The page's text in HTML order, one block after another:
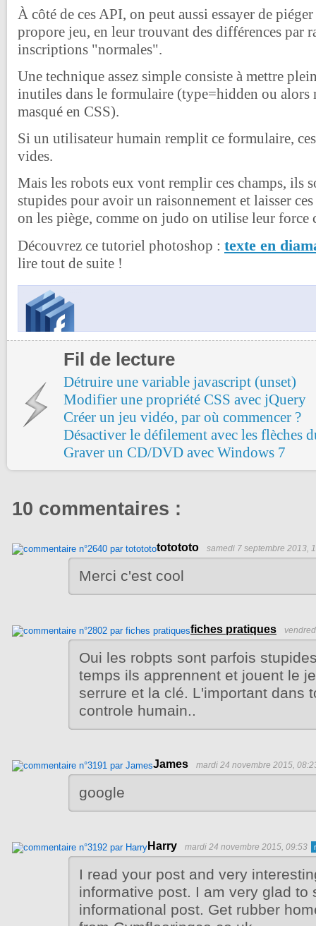
À côté de ces API, on peut aussi essayer de
propore jeu, en leur trouvant des différences par
inscriptions "normales".
Une technique assez simple consiste à mettre
inutiles dans le formulaire (type=hidden ou alors
masqué en CSS).
Si un utilisateur humain remplit ce formulaire,
vides.
Mais les robots eux vont remplir ces champs, ils
stupides pour avoir un raisonnement et laisser
on les piège, comme on judo on utilise leur force
Découvrez ce tutoriel photoshop : texte en
lire tout de suite !
Fil de lecture
Détruire une variable javascript (unset)
Modifier une propriété CSS avec jQuery
Créer un jeu vidéo, par où commencer ?
Désactiver le défilement avec les flèches
Graver un CD/DVD avec Windows 7
10 commentaires :
totototo samedi 7 septembre 2013,
Merci c'est cool
fiches pratiques
Oui les robpts sont parfois
temps ils apprennent et jouent le
serrure et la clé. L'important dans
controle humain..
James mardi 24 novembre 2015,
google
Harry mardi 24 novembre 2015, 09:53
I read your post and very
informative post. I am very glad to
informational post. Get rubber